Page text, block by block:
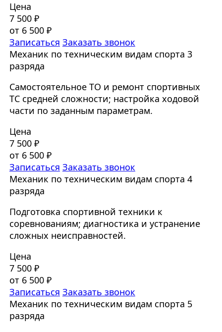
Цена
7 500 ₽
от 6 500 ₽
Записаться Заказать звонок
Механик по техническим видам спорта 3
разряда
Самостоятельное ТО и ремонт спортивных
ТС средней сложности; настройка ходовой
части по заданным параметрам.
Цена
7 500 ₽
от 6 500 ₽
Записаться Заказать звонок
Механик по техническим видам спорта 4
разряда
Подготовка спортивной техники к
соревнованиям; диагностика и устранение
сложных неисправностей.
Цена
7 500 ₽
от 6 500 ₽
Записаться Заказать звонок
Механик по техническим видам спорта 5
разряда